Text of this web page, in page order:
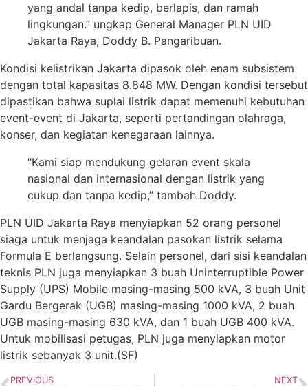
yang andal tanpa kedip, berlapis, dan ramah
lingkungan.” ungkap General Manager PLN UID
Jakarta Raya, Doddy B. Pangaribuan.
Kondisi kelistrikan Jakarta dipasok oleh enam subsistem
dengan total kapasitas 8.848 MW. Dengan kondisi tersebut
dipastikan bahwa suplai listrik dapat memenuhi kebutuhan
event-event di Jakarta, seperti pertandingan olahraga,
konser, dan kegiatan kenegaraan lainnya.
“Kami siap mendukung gelaran event skala
nasional dan internasional dengan listrik yang
cukup dan tanpa kedip,” tambah Doddy.
PLN UID Jakarta Raya menyiapkan 52 orang personel
siaga untuk menjaga keandalan pasokan listrik selama
Formula E berlangsung. Selain personel, dari sisi keandalan
teknis PLN juga menyiapkan 3 buah Uninterruptible Power
Supply (UPS) Mobile masing-masing 500 kVA, 3 buah Unit
Gardu Bergerak (UGB) masing-masing 1000 kVA, 2 buah
UGB masing-masing 630 kVA, dan 1 buah UGB 400 kVA.
Untuk mobilisasi petugas, PLN juga menyiapkan motor
listrik sebanyak 3 unit.(SF)
PREVIOUS NEXT